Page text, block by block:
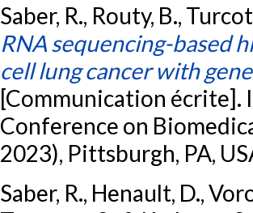
Saber, R., Routy, B.,
RNA sequencing-based
cell lung cancer with
[Communication écrite].
Conference on
2023), Pittsburgh, PA,
Saber, R., Henault, D.,